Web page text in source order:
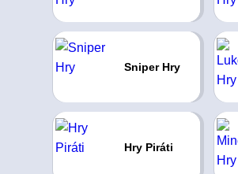
Sniper Hry
Hry Piráti